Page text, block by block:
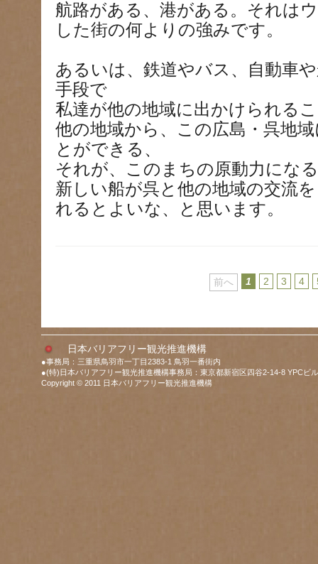
航路がある、港がある。それは
した街の何よりの強みです。
あるいは、鉄道やバス、自動車
手段で
私達が他の地域に出かけられる
他の地域から、この広島・呉地
とができる、
それが、このまちの原動力にな
新しい船が呉と他の地域の交流
れるとよいな、と思います。
前へ 1 2 3 4
日本バリアフリー観光推進機構
●事務局：三重県鳥羽市一丁目2383-1 鳥羽一番街内
●(特)日本バリアフリー観光推進機構事務局：東京都新宿区四谷2-14-8 YPCビ
Copyright © 2011 日本バリアフリー観光推進機構